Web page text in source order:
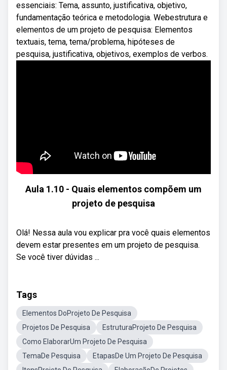
essenciais: Tema, assunto, justificativa, objetivo,
fundamentação teórica e metodologia. Webestrutura e
elementos de um projeto de pesquisa: Elementos
textuais, tema, tema/problema, hipóteses de
pesquisa, justificativa, objetivos, exemplos de verbos.
Aula 1.10 - Quais elementos compõem um
projeto de pesquisa
Olá! Nessa aula vou explicar pra você quais elementos
devem estar presentes em um projeto de pesquisa.
Se você tiver dúvidas ...
Tags
Elementos DoProjeto De Pesquisa
Projetos De Pesquisa
EstruturaProjeto De Pesquisa
Como ElaborarUm Projeto De Pesquisa
TemaDe Pesquisa
EtapasDe Um Projeto De Pesquisa